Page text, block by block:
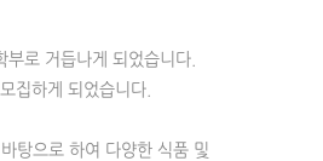
로 거듭나게 되었습니다.
집하게 되었습니다.
탕으로 하여 다양한 식품 및